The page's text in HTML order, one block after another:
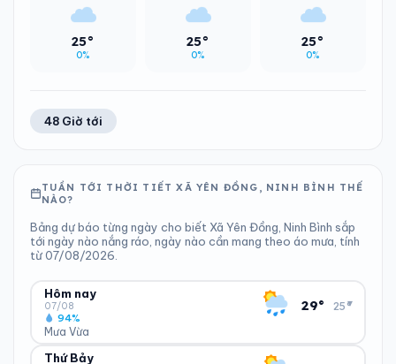
25°
0%
25°
0%
25°
0%
48 Giờ tới
TUẦN TỚI THỜI TIẾT XÃ YÊN ĐỒNG, NINH BÌNH THẾ
NÀO?
Bảng dự báo từng ngày cho biết Xã Yên Đồng, Ninh Bình sắp
tới ngày nào nắng ráo, ngày nào cần mang theo áo mưa, tính
từ 07/08/2026.
Hôm nay
07/08
Mưa Vừa
94%
29° 25°
▾
ĐỘ ẨM
Thứ Bảy